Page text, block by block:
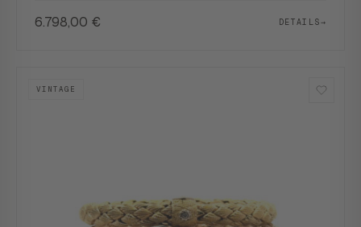
6.798,00 € DETAILS→
VINTAGE